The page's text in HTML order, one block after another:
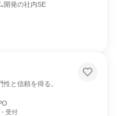
開発の社内SE
と信頼を得る。
受付